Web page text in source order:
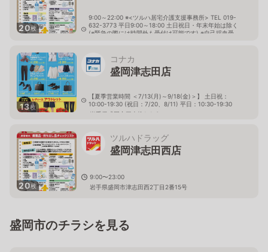
20枚
9:00～22:00 ※<ツルハ居宅介護支援事務所> TEL 019-
632-3773 平日9:00～18:00 土日祝日・年末年始は除く
(※緊急の際には時間外も受付け可能です) ※自己採血受
13枚
コナカ
盛岡津志田店
【夏季営業時間 ＜7/13(月)～9/18(金)＞】 土日祝：
10:00-19:30 (祝日：7/20、8/11) 平日：10:30-19:30
岩手県盛岡市三本柳1-1-3
20枚
ツルハドラッグ
盛岡津志田西店
9:00〜23:00
岩手県盛岡市津志田西2丁目2番15号
盛岡市のチラシを見る